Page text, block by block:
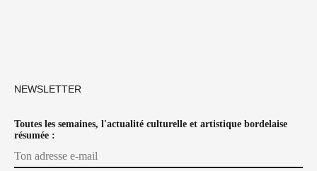
NEWSLETTER
Toutes les semaines, l'actualité culturelle et artistique bordelaise
résumée :